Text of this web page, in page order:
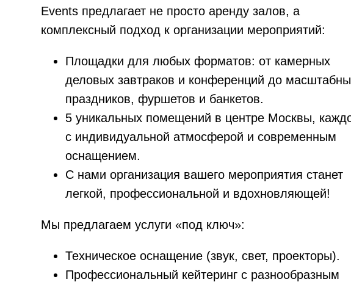
Events предлагает не просто аренду залов, а
комплексный подход к организации мероприятий:
Площадки для любых форматов: от камерных
деловых завтраков и конференций до
праздников, фуршетов и банкетов.
5 уникальных помещений в центре Москвы,
с индивидуальной атмосферой и современным
оснащением.
С нами организация вашего мероприятия станет
легкой, профессиональной и вдохновляющей!
Мы предлагаем услуги «под ключ»:
Техническое оснащение (звук, свет, проекторы).
Профессиональный кейтеринг с разнообразным